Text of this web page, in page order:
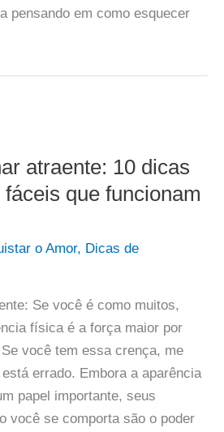
pensando em como esquecer
atraente: 10 dicas
que funcionam
o Amor, Dicas de
Se você é como muitos,
física é a força maior por
você tem essa crença, me
errado. Embora a aparência
papel importante, seus
você se comporta são o poder